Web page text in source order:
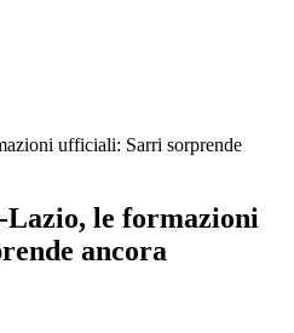
ufficiali: Sarri sorprende
le formazioni
ancora